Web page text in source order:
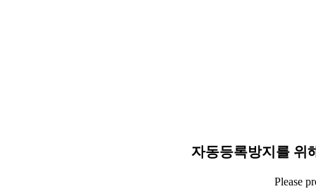
자동등록방지를 위
Please